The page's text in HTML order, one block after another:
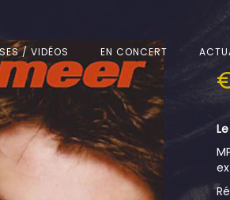
/ VIDÉOS EN CONCERT